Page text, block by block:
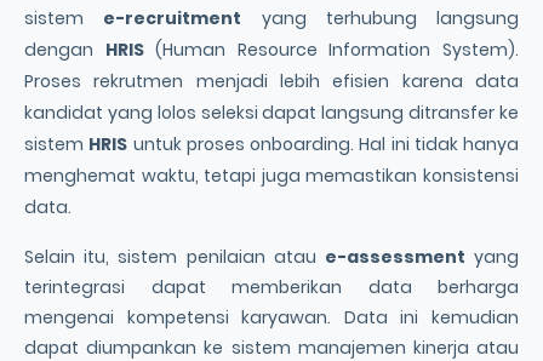
sistem e-recruitment yang terhubung langsung
dengan HRIS(Human Resource Information System).
Proses rekrutmen menjadi lebih efisien karena data
kandidat yang lolos seleksi dapat langsung ditransfer ke
sistem HRIS untuk proses onboarding. Hal ini tidak hanya
menghemat waktu, tetapi juga memastikan konsistensi
data.
Selain itu, sistem penilaian atau e-assessment yang
terintegrasi dapat memberikan data berharga
mengenai kompetensi karyawan. Data ini kemudian
dapat diumpankan ke sistem manajemen kinerja atau